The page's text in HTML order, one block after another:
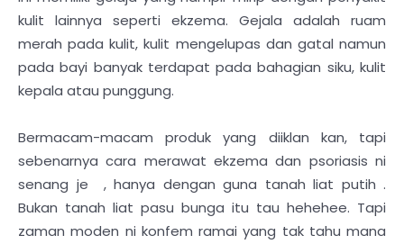
kulit lainnya seperti ekzema. Gejala adalah ruam
merah pada kulit, kulit mengelupas dan gatal namun
pada bayi banyak terdapat pada bahagian siku, kulit
kepala atau punggung.
Bermacam-macam produk yang diiklan kan, tapi
sebenarnya cara merawat ekzema dan psoriasis ni
senang je , hanya dengan guna tanah liat putih .
Bukan tanah liat pasu bunga itu tau hehehee. Tapi
zaman moden ni konfem ramai yang tak tahu mana